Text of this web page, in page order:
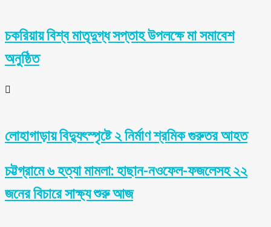
চকরিয়ায় বিশ্ব মাতৃদুগ্ধ সপ্তাহ উপলক্ষে মা সমাবেশ
অনুষ্ঠিত
লোহাগাড়ায় বিদ্যুৎস্পৃষ্টে ২ নির্মাণ শ্রমিক গুরুতর আহত
চট্টগ্রামে ৬ হত্যা মামলা: হাছান-নওফেল-ফজলেসহ ২২
জনের বিচারে সাক্ষ্য শুরু আজ